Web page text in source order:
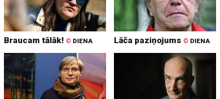
Braucam tālāk! © DIENA Lāča paziņojums © DIENA